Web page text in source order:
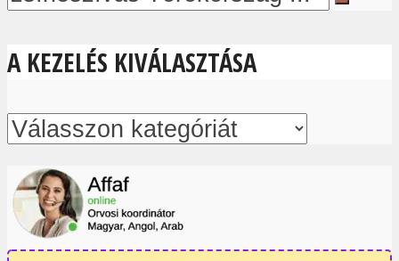
A KEZELÉS KIVÁLASZTÁSA